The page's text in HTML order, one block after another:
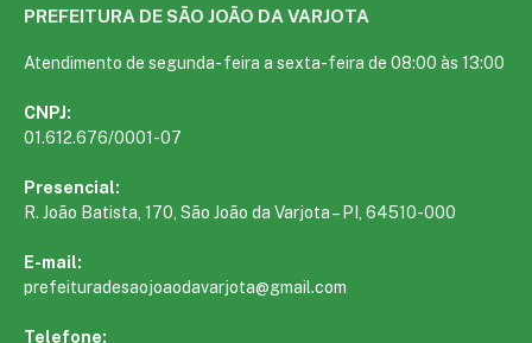
PREFEITURA DE SÃO JOÃO DA VARJOTA
Atendimento de segunda- feira a sexta-feira de 08:00 às 13:00
CNPJ:
01.612.676/0001-07
Presencial:
R. João Batista, 170, São João da Varjota – PI, 64510-000
E-mail:
prefeituradesaojoaodavarjota@gmail.com
Telefone: